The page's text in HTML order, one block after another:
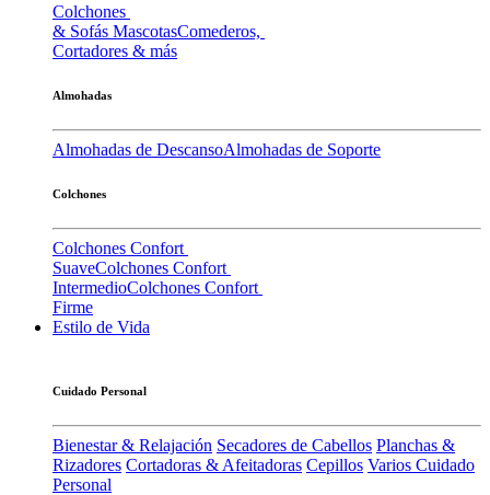
Colchones
& Sofás MascotasComederos,
Cortadores & más
Almohadas
Almohadas de DescansoAlmohadas de Soporte
Colchones
Colchones Confort
SuaveColchones Confort
IntermedioColchones Confort
Firme
Estilo de Vida
Cuidado Personal
Bienestar & Relajación Secadores de Cabellos Planchas &
Rizadores Cortadoras & Afeitadoras Cepillos Varios Cuidado
Personal